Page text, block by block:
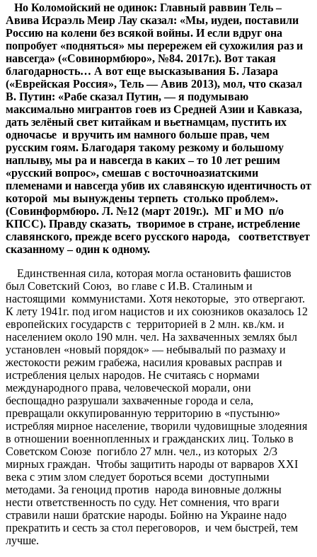
Но Коломойский не одинок: Главный раввин Тель –
Авива Исраэль Меир Лау сказал: «Мы, иудеи, поставили
Россию на колени без всякой войны. И если вдруг она
попробует «подняться» мы перережем ей сухожилия раз и
навсегда» («Совинормбюро», №84. 2017г.). Вот такая
благодарность… А вот еще высказывания Б. Лазара
(«Еврейская Россия», Тель — Авив 2013), мол, что сказал
В. Путин: «Рабе сказал Путин, — я подумываю
максимально мигрантов гоев из Средней Азии и Кавказа,
дать зелёный свет китайкам и вьетнамцам, пустить их
одночасье и вручить им намного больше прав, чем
русским гоям. Благодаря такому резкому и большому
наплыву, мы ра и навсегда в каких – то 10 лет решим
«русский вопрос», смешав с восточноазиатскими
племенами и навсегда убив их славянскую идентичность от
которой мы вынуждены терпеть столько проблем».
(Совинформбюро. Л. №12 (март 2019г.). МГ и МО п/о
КПСС). Правду сказать, творимое в стране, истребление
славянского, прежде всего русского народа, соответствует
сказанному – один к одному.
Единственная сила, которая могла остановить фашистов
был Советский Союз, во главе с И.В. Сталиным и
настоящими коммунистами. Хотя некоторые, это отвергают.
К лету 1941г. под игом нацистов и их союзников оказалось 12
европейских государств с территорией в 2 млн. кв./км. и
населением около 190 млн. чел. На захваченных землях был
установлен «новый порядок» — небывалый по размаху и
жестокости режим грабежа, насилия кровавых расправ и
истребления целых народов. Не считаясь с нормами
международного права, человеческой морали, они
беспощадно разрушали захваченные города и села,
превращали оккупированную территорию в «пустыню»
истребляя мирное население, творили чудовищные злодеяния
в отношении военнопленных и гражданских лиц. Только в
Советском Союзе погибло 27 млн. чел., из которых 2/3
мирных граждан. Чтобы защитить народы от варваров ХХI
века с этим злом следует бороться всеми доступными
методами. За геноцид против народа виновные должны
нести ответственность по суду. Нет сомнения, что враги
стравили наши братские народы. Бойню на Украине надо
прекратить и сесть за стол переговоров, и чем быстрей, тем
лучше.